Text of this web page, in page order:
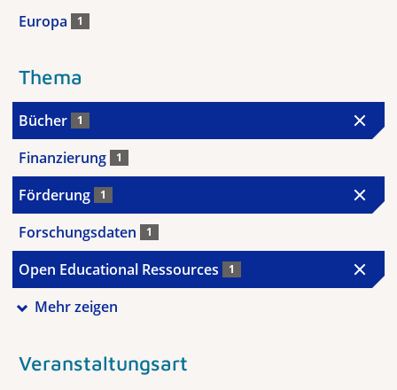
Europa 1
Thema
Bücher 1
Finanzierung 1
Förderung 1
Forschungsdaten 1
Open Educational Ressources 1
Mehr zeigen
Veranstaltungsart